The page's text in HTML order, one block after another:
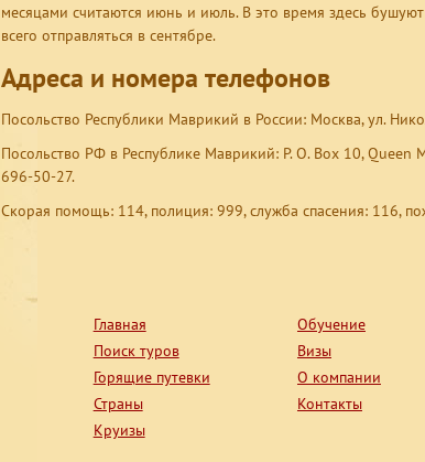
месяцами считаются июнь и июль. В это время здесь
всего отправляться в сентябре.
Адреса и номера телефонов
Посольство Республики Маврикий в России: Москва, ул.
Посольство РФ в Республике Маврикий: P. O. Box 10,
696-50-27.
Скорая помощь: 114, полиция: 999, служба спасения: 116,
Главная
Поиск туров
Горящие путевки
Страны
Круизы
Обучение
Визы
О компании
Контакты